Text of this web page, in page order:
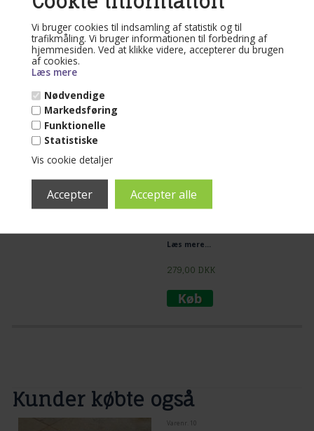
Vi bruger cookies til indsamling af statistik og til
trafikmåling. Vi bruger informationen til forbedring af
hjemmesiden. Ved at klikke videre, accepterer du brugen
af cookies.
Læs mere
Nødvendige
Markedsføring
Funktionelle
Statistiske
Vis cookie detaljer
(lev. 1-3 dage)
Puden der pynter alle steder. Hav
er brug for en.
Materiale er 100% ny bomuld.
Læs mere...
279,00 DKK
Kunder købte også
Varenr. 10